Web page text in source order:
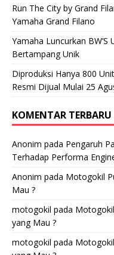
Run The City by Grand
Yamaha Grand Filano
Yamaha Luncurkan
Bertampang Unik
Diproduksi Hanya 800
Resmi Dijual Mulai 25
KOMENTAR TERBARU
Anonim pada Pengaruh
Terhadap Performa
Anonim pada Motogokil
Mau ?
motogokil pada
yang Mau ?
motogokil pada